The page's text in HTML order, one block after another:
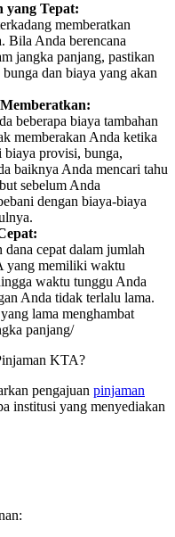
yang Tepat:
memberatkan
Bila Anda berencana
jangka panjang, pastikan
dan biaya yang akan
beberapa biaya tambahan
memberakan Anda ketika
biaya provisi, bunga,
baiknya Anda mencari tahu
sebelum Anda
dengan biaya-biaya
cepat dalam jumlah
yang memiliki waktu
waktu tunggu Anda
Anda tidak terlalu lama.
lama menghambat
panjang/
KTA?
pengajuan pinjaman
institusi yang menyediakan